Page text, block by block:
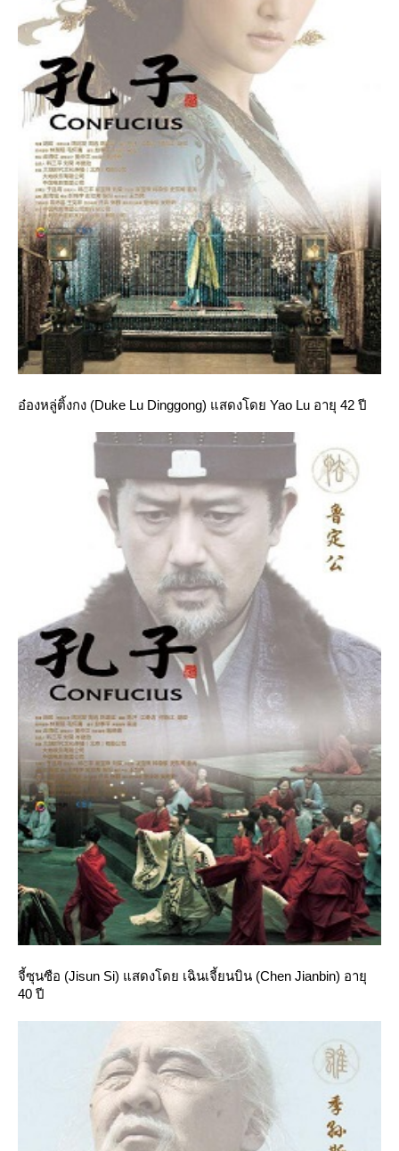
อ๋องหลู่ติ้งกง (Duke Lu Dinggong) แสดงโดย Yao Lu อายุ 42 ปี
จี้ซุนซือ (Jisun Si) แสดงโดย เฉินเจี้ยนบิน (Chen Jianbin) อายุ
40 ปี